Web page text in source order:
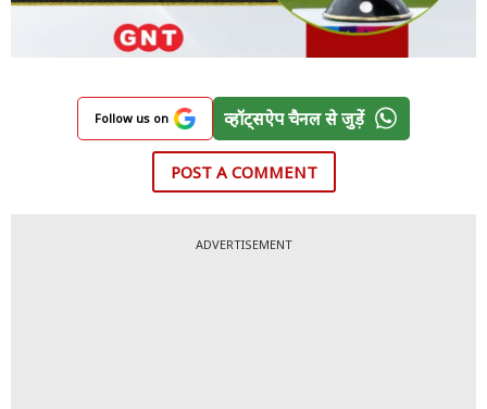
Follow us on व्हॉट्सऐप चैनल से जुड़ें
POST A COMMENT
ADVERTISEMENT